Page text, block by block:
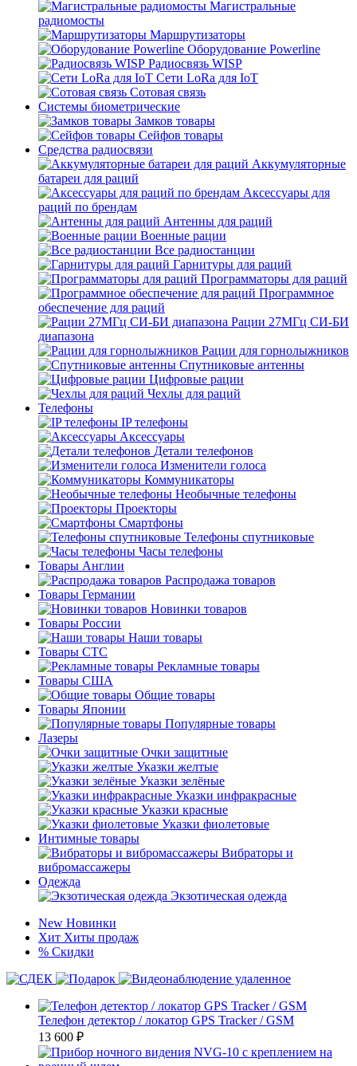
Магистральные
радиомосты
Маршрутизаторы
Оборудование Powerline
Радиосвязь WISP
Сети LoRa для IoT
Сотовая связь
Системы биометрические
Замков товары
Сейфов товары
Средства радиосвязи
Аккумуляторные
батареи для раций
Аксессуары для
раций по брендам
Антенны для раций
Военные рации
Все радиостанции
Гарнитуры для раций
Программаторы для раций
Программное
обеспечение для раций
Рации 27МГц СИ-БИ
диапазона
Рации для горнолыжников
Спутниковые антенны
Цифровые рации
Чехлы для раций
Телефоны
IP телефоны
Аксессуары
Детали телефонов
Изменители голоса
Коммуникаторы
Необычные телефоны
Проекторы
Смартфоны
Телефоны спутниковые
Часы телефоны
Товары Англии
Распродажа товаров
Товары Германии
Новинки товаров
Товары России
Наши товары
Товары СТС
Рекламные товары
Товары США
Общие товары
Товары Японии
Популярные товары
Лазеры
Очки защитные
Указки желтые
Указки зелёные
Указки инфракрасные
Указки красные
Указки фиолетовые
Интимные товары
Вибраторы и
вибромассажеры
Одежда
Экзотическая одежда
New Новинки
Хит Хиты продаж
% Скидки
Телефон детектор / локатор GPS Tracker / GSM
13 600 ₽